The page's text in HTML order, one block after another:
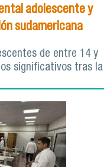
adolescente y
sudamericana
de entre 14 y
significativos tras la